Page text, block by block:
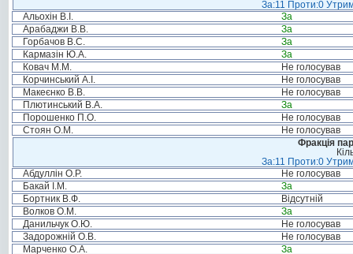
За:11 Проти:0
Альохін В.І.
За
Арабаджи В.В.
За
Горбачов В.С.
За
Кармазін Ю.А.
За
Ковач М.М.
Не голосував
Корчинський А.І.
Не голосував
Макеєнко В.В.
Не голосував
Плютинський В.А.
За
Порошенко П.О.
Не голосував
Стоян О.М.
Не голосував
Фракція
За:11 Проти:0
Абдуллін О.Р.
Не голосував
Бакай І.М.
За
Бортник В.Ф.
Відсутній
Волков О.М.
За
Данильчук О.Ю.
Не голосував
Задорожній О.В.
Не голосував
Марченко О.А.
За